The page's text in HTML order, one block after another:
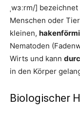
ˌwɜːrm/]
Menschen oder
kleinen,
Nematoden
Wirts und kann
in den Körper
Biologischer